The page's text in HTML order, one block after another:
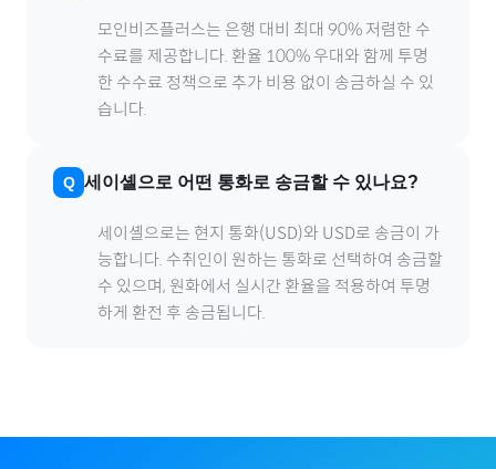
모인비즈플러스는 은행 대비 최대 90% 저렴한 수
수료를 제공합니다. 환율 100% 우대와 함께 투명
한 수수료 정책으로 추가 비용 없이 송금하실 수 있
습니다.
세이셸으로 어떤 통화로 송금할 수 있나요?
세이셸으로는 현지 통화(USD)와 USD로 송금이 가
능합니다. 수취인이 원하는 통화로 선택하여 송금할
수 있으며, 원화에서 실시간 환율을 적용하여 투명
하게 환전 후 송금됩니다.